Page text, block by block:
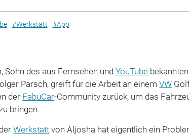
#Werkstatt #App
Sohn des aus Fernsehen undYouTube bekannten
Parsch, greift für die Arbeit an einemVW
der FabuCar-Community zurück, um das
bringen.
Werkstatt von Aljosha hat eigentlich ein